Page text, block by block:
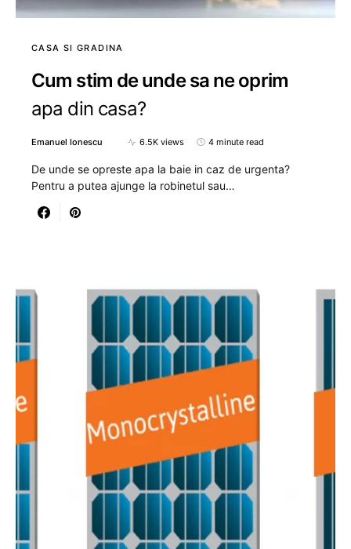
CASA SI GRADINA
Cum stim de unde sa ne oprim
apa din casa?
Emanuel Ionescu 6.5K views 4 minute read
De unde se opreste apa la baie in caz de urgenta?
Pentru a putea ajunge la robinetul sau…